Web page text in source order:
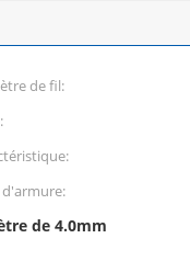
de fil:
d'armure:
de 4.0mm